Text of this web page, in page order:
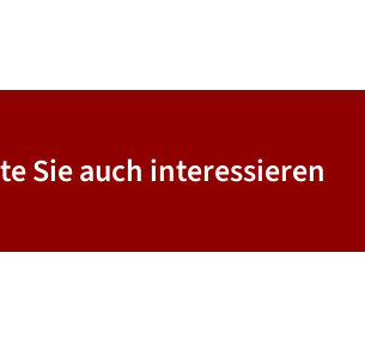
Sie auch interessieren